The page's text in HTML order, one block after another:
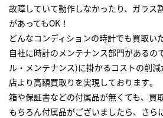
故障していて動作しなかったり、ガラス
があってもOK！
どんなコンディションの時計でも買取い
自社に時計のメンテナンス部門があるの
ル・メンテナンス)に掛かるコストの削
店より高額買取りを実現しております｡
箱や保証書などの付属品が無くても、買
もちろん付属品がございましたら、さら